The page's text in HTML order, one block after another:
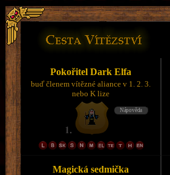
Pokořitel Dark Elfa
buď členem vítězné aliance v 1. 2. 3.
nebo K lize
Magická sedmička